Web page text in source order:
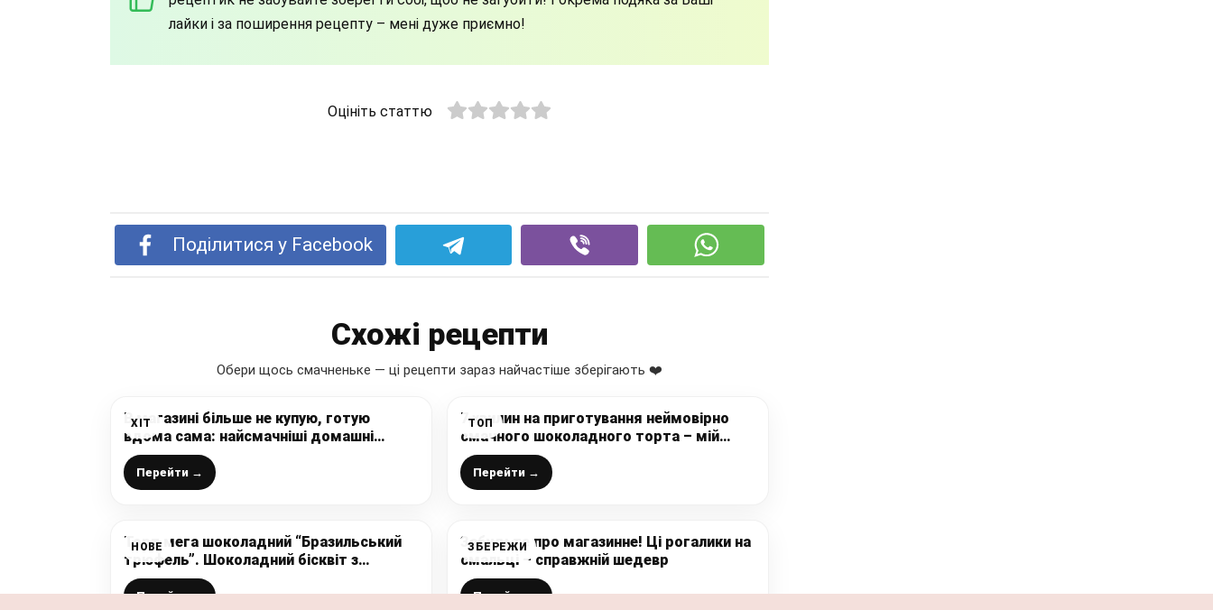
лайки і за поширення рецепту – мені дуже приємно!
Оцініть статтю
Поділитися у Facebook
Схожі рецепти
Обери щось смачненьке — ці рецепти зараз найчастіше зберігають ❤️
ХІТ
В магазині більше не купую, готую
вдома сама: найсмачніші домашні
цукерки “РАФАЕЛЛО” і “БАУНТІ” без
хімії і зайвого цукру
Перейти →
ТОП
7 хвилин на приготування неймовірно
смачного шоколадного торта – мій
особистий рекорд!
Перейти →
НОВЕ
Торт мега шоколадний “Бразильський
трюфель”. Шоколадний бісквіт з
трюфельним кремом
Перейти →
ЗБЕРЕЖИ
Забудьте про магазинне! Ці рогалики на
смальці – справжній шедевр
Перейти →